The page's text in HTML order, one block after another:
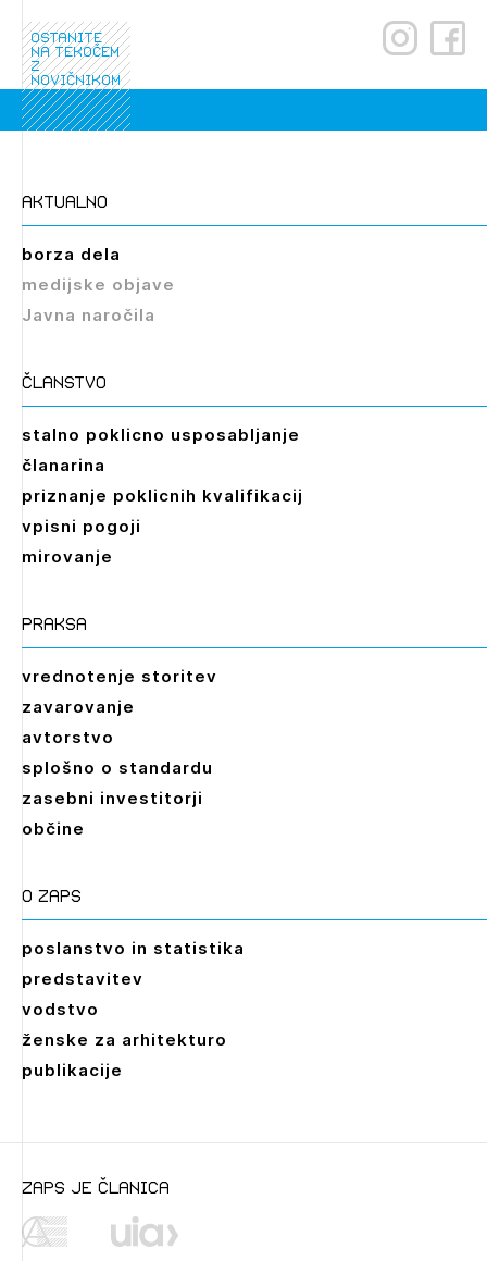
Izbrana vsebina je namenjena le ZAPS
PRIJAVITE SE
ostanite
na tekočem
z
novičnikom
aktualno
borza dela
medijske objave
Javna naročila
članstvo
stalno poklicno usposabljanje
članarina
priznanje poklicnih kvalifikacij
vpisni pogoji
mirovanje
praksa
vrednotenje storitev
zavarovanje
avtorstvo
splošno o standardu
zasebni investitorji
občine
O zaps
poslanstvo in statistika
predstavitev
vodstvo
ženske za arhitekturo
publikacije
zaps je članica
NAPREJ